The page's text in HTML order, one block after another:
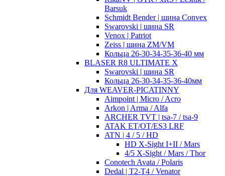
Barsuk
Schmidt Bender | шина Convex
Swarovski | шина SR
Venox | Patriot
Zeiss | шина ZM/VM
Кольца 26-30-34-35-36-40 мм
BLASER R8 ULTIMATE X
Swarovski | шина SR
Кольца 26-30-34-35-36-40мм
Для WEAVER-PICATINNY
Aimpoint | Micro / Acro
Arkon | Arma / Alfa
ARCHER TVT | tsa-7 / tsa-9
ATAK ET/OT/ES3 LRF
ATN | 4 / 5 / HD
HD X-Sight I+II / Mars
4/5 X-Sight / Mars / Thor
Conotech Avata / Polaris
Dedal | T2-T4 / Venator